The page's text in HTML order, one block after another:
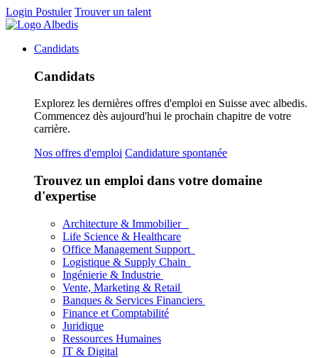
Login Postuler Trouver un talent
Candidats
Candidats
Explorez les dernières offres d'emploi en Suisse avec albedis.
Commencez dès aujourd'hui le prochain chapitre de votre
carrière.
Nos offres d'emploi Candidature spontanée
Trouvez un emploi dans votre domaine
d'expertise
Architecture & Immobilier
Life Science & Healthcare
Office Management Support
Logistique & Supply Chain
Ingénierie & Industrie
Vente, Marketing & Retail
Banques & Services Financiers
Finance et Comptabilité
Juridique
Ressources Humaines
IT & Digital